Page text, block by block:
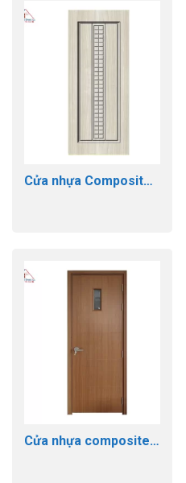
Cửa nhựa Composite
Cửa nhựa composite